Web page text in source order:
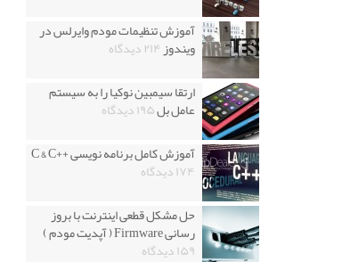
آموزش تنظیمات مودم وایرلس در
ویندوز۲۱۴ دیدگاه
ارتقا سیمبین نوکیا را به سیستم
عامل بل۱۹۵ دیدگاه
آموزش کامل برنامه نویسی ++C & C
۱۷۴ دیدگاه
حل مشکل قطعی اینترنت با بروز
رسانی Firmware ( آپدیت مودم )
۱۵۹ دیدگاه